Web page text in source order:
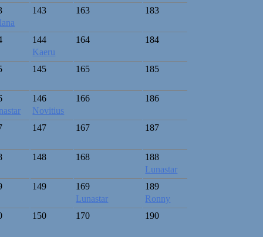
143 163 183
144
Kaeru
164 184
145 165 185
146
Novitius
166 186
147 167 187
148 168
188
Lunastar
149
169
Lunastar
189
Ronny
150 170 190